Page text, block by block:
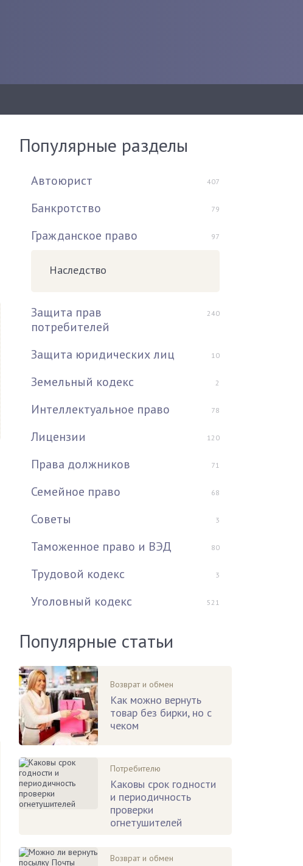
Популярные разделы
Автоюрист 407
Банкротство 79
Гражданское право 97
Наследство
Защита прав
потребителей
240
Защита юридических лиц 10
Земельный кодекс 2
Интеллектуальное право 78
Лицензии 120
Права должников 71
Семейное право 68
Советы 3
Таможенное право и ВЭД 80
Трудовой кодекс 3
Уголовный кодекс 521
Популярные статьи
Возврат и обмен
Как можно вернуть
товар без бирки, но с
чеком
Потребителю
Каковы срок годности
и периодичность
проверки
огнетушителей
Возврат и обмен